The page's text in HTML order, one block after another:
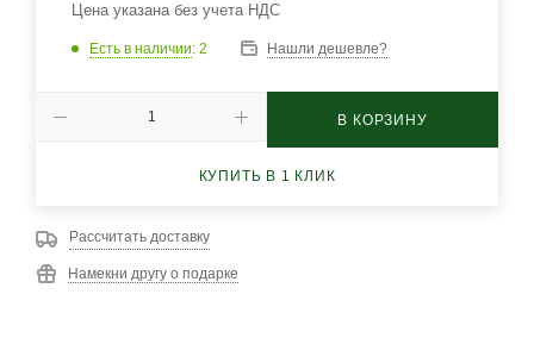
Цена указана без учета НДС
Есть в наличии: 2 Нашли дешевле?
В КОРЗИНУ
КУПИТЬ В 1 КЛИК
Рассчитать доставку
Намекни другу о подарке